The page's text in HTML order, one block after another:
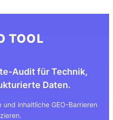
TOOL
Audit für Technik,
Daten.
inhaltliche GEO-Barrieren